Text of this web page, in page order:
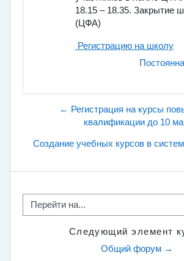
18.15 – 18.35. Закрытие
(ЦФА)
Регистрацию на школу
← Регистрация на курсы
квалификации до 10
Создание учебных курсов в
Перейти на...
Следующий элемент
Общий форум →